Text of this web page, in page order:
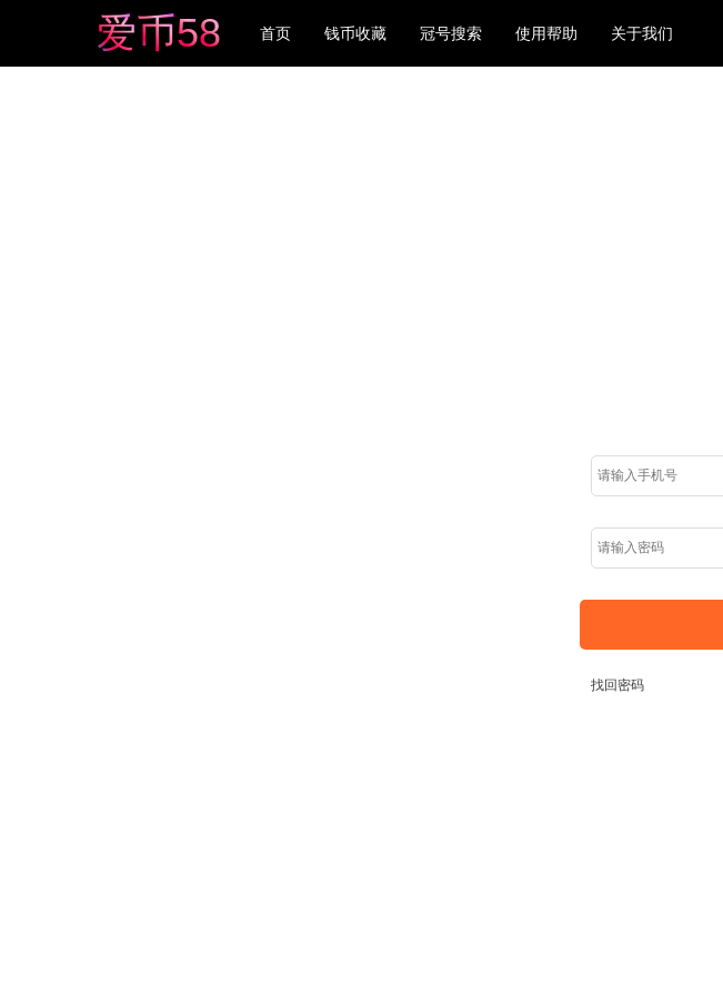
爱币58 首页 钱币收藏 冠号搜索 使用帮助 关于我们
找回密码